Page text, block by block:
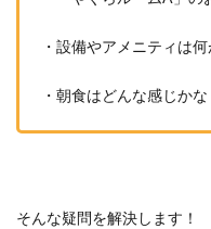
・設備やアメニティは
・朝食はどんな感じかな
そんな疑問を解決します！